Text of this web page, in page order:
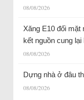
08/08/2026
Xăng E10 đối mặt
kết nguồn cung
08/08/2026
Dựng nhà ở đâu
08/08/2026